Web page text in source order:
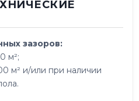
зазоров:
м²;
м² и/или при наличии